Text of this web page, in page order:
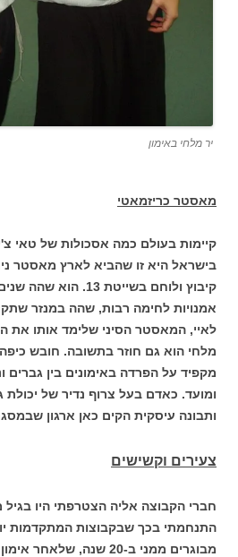
יר מלחי באימון
מאסטר כריזמאטי
קיימות בעולם כמה אסכולות של טאי
בישראל היא זו שהביא לארץ מאסטר
קיבוץ ולוחם בשייטת
אמנויות לחימה רבות, שהה במנזר
לאיי, המאסטר הסיני שלימד אותו את
מלחי הוא גם חוזר בתשובה. חובש כיפה
מקפיד על הפרדה באימונים בין גברים
ומועד. כאדם בעל צרוף נדיר של יכולת
ותבונה עיסקית הקים כאן ארגון
צעירים וקשישים
חברי הקבוצה אליה הצטרפתי היו
התנחמתי בכך שבקבוצות המתקדמות
מבוגרים ממני ב-20 שנה,